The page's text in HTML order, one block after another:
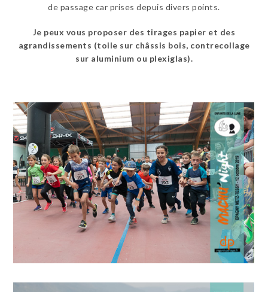
de passage car prises depuis divers points.
Je peux vous proposer des tirages papier et des
agrandissements (toile sur châssis bois, contrecollage
sur aluminium ou plexiglas).